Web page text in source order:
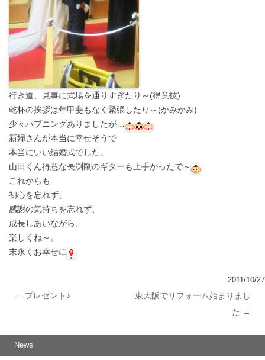
行き道、見事に式場を通りすぎたり～(得意技)
乾杯の挨拶は年甲斐もなく緊張したり～(かみかみ)
少々ハプニングありましたが…
新婦さんが本当に幸せそうで
本当にいい結婚式でした。
山田くん得意な長渕剛のギターも上手かったで～
これからも
初心を忘れず、
感謝の気持ちを忘れず、
成長しあいながら、
楽しくね～。
末永くお幸せに
2011/10/27
← プレゼント♪
東大阪でリフォーム始まりまし
た →
News